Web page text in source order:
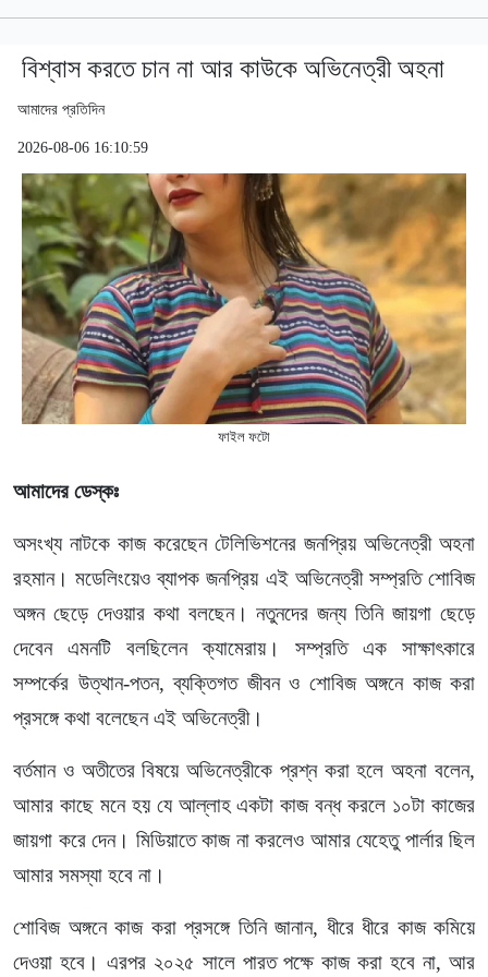
বিশ্বাস করতে চান না আর কাউকে অভিনেত্রী অহনা
আমাদের প্রতিদিন
2026-08-06 16:10:59
ফাইল ফটো
আমাদের ডেস্কঃ
অসংখ্য নাটকে কাজ করেছেন টেলিভিশনের জনপ্রিয় অভিনেত্রী অহনা
রহমান। মডেলিংয়েও ব্যাপক জনপ্রিয় এই অভিনেত্রী সম্প্রতি শোবিজ
অঙ্গন ছেড়ে দেওয়ার কথা বলছেন। নতুনদের জন্য তিনি জায়গা ছেড়ে
দেবেন এমনটি বলছিলেন ক্যামেরায়। সম্প্রতি এক সাক্ষাৎকারে
সম্পর্কের উত্থান-পতন, ব্যক্তিগত জীবন ও শোবিজ অঙ্গনে কাজ করা
প্রসঙ্গে কথা বলেছেন এই অভিনেত্রী।
বর্তমান ও অতীতের বিষয়ে অভিনেত্রীকে প্রশ্ন করা হলে অহনা বলেন,
আমার কাছে মনে হয় যে আল্লাহ একটা কাজ বন্ধ করলে ১০টা কাজের
জায়গা করে দেন। মিডিয়াতে কাজ না করলেও আমার যেহেতু পার্লার ছিল
আমার সমস্যা হবে না।
শোবিজ অঙ্গনে কাজ করা প্রসঙ্গে তিনি জানান, ধীরে ধীরে কাজ কমিয়ে
দেওয়া হবে। এরপর ২০২৫ সালে পারত পক্ষে কাজ করা হবে না, আর